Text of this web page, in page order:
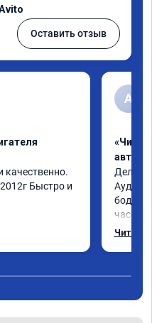
Оставить отзыв
качественно.
Быстро и
А
«Чип
Делал
как
Читать